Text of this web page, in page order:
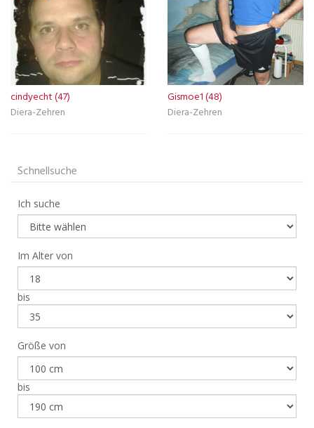
cindyecht (47)
Diera-Zehren
Gismoe1 (48)
Diera-Zehren
Schnellsuche
Ich suche
Im Alter von
bis
Größe von
bis